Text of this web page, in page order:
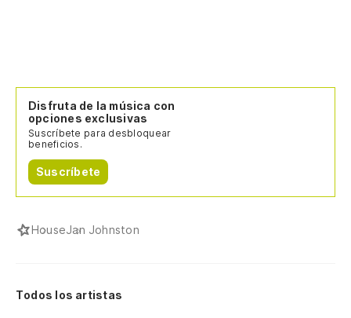
Disfruta de la música con
opciones exclusivas
Suscríbete para desbloquear
beneficios.
Suscríbete
HouseJan Johnston
Todos los artistas